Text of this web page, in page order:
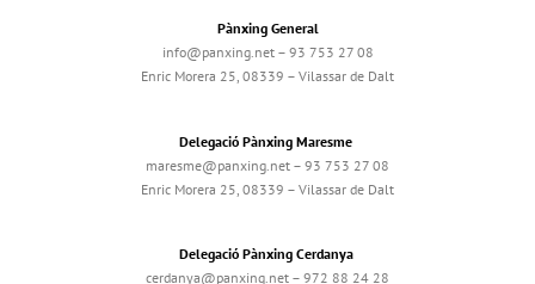
Pànxing General
info@panxing.net – 93 753 27 08
Enric Morera 25, 08339 – Vilassar de Dalt
Delegació Pànxing Maresme
maresme@panxing.net – 93 753 27 08
Enric Morera 25, 08339 – Vilassar de Dalt
Delegació Pànxing Cerdanya
cerdanya@panxing.net – 972 88 24 28